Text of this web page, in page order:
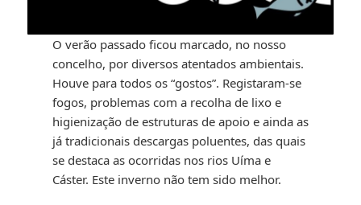
O verão passado ficou marcado, no nosso
concelho, por diversos atentados ambientais.
Houve para todos os “gostos”. Registaram-se
fogos, problemas com a recolha de lixo e
higienização de estruturas de apoio e ainda as
já tradicionais descargas poluentes, das quais
se destaca as ocorridas nos rios Uíma e
Cáster. Este inverno não tem sido melhor.